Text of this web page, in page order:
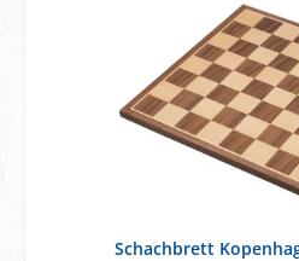
Schachbrett